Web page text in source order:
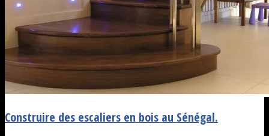
Construire des escaliers en bois au Sénégal.